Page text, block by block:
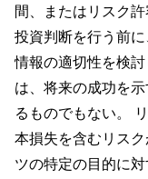
間、またはリスク
投資判断を行う前
情報の適切性を検
は、将来の成功を
るものでもない。
本損失を含むリス
ツの特定の目的に